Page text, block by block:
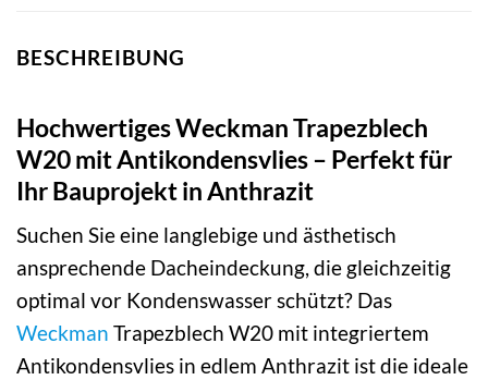
BESCHREIBUNG
Hochwertiges Weckman Trapezblech
W20 mit Antikondensvlies – Perfekt für
Ihr Bauprojekt in Anthrazit
Suchen Sie eine langlebige und ästhetisch
ansprechende Dacheindeckung, die gleichzeitig
optimal vor Kondenswasser schützt? Das
Weckman Trapezblech W20 mit integriertem
Antikondensvlies in edlem Anthrazit ist die ideale